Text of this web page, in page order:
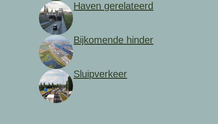
Haven gerelateerd
Bijkomende hinder
Sluipverkeer